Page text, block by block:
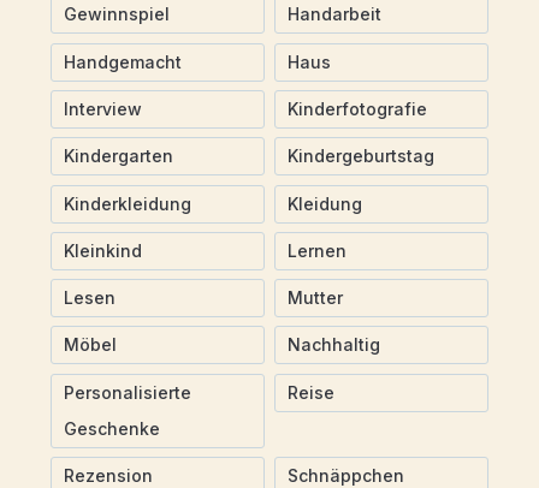
Gewinnspiel Handarbeit
Handgemacht Haus
Interview Kinderfotografie
Kindergarten Kindergeburtstag
Kinderkleidung Kleidung
Kleinkind Lernen
Lesen Mutter
Möbel Nachhaltig
Personalisierte
Geschenke
Reise
Rezension Schnäppchen